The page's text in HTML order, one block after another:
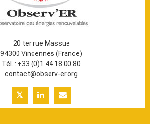
20 ter rue Massue
94300 Vincennes (France)
Tél. : +33 (0)1 44 18 00 80
contact@observ-er.org